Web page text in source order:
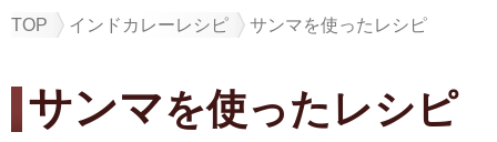
TOP インドカレーレシピ サンマを使ったレシピ
サンマを使ったレシピ